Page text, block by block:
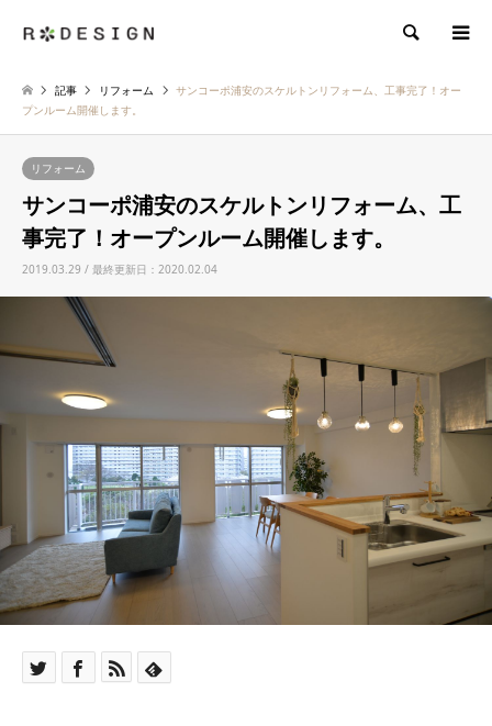
検索
記事 リフォーム
サンコーポ浦安のスケルトンリフォーム、工事完了！オー
プンルーム開催します。
リフォーム
サンコーポ浦安のスケルトンリフォーム、工
事完了！オープンルーム開催します。
2019.03.29 / 最終更新日：2020.02.04